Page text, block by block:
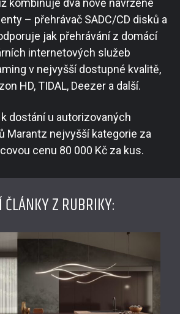
kombinuje dva nově navržené
– přehrávač SADC/CD disků a
jak přehrávání z domácí
internetových služeb
v nejvyšší dostupné kvalitě,
HD, TIDAL, Deezer a další.
dostání u autorizovaných
Marantz nejvyšší kategorie za
cenu 80 000 Kč za kus.
ČLÁNKY Z RUBRIKY: